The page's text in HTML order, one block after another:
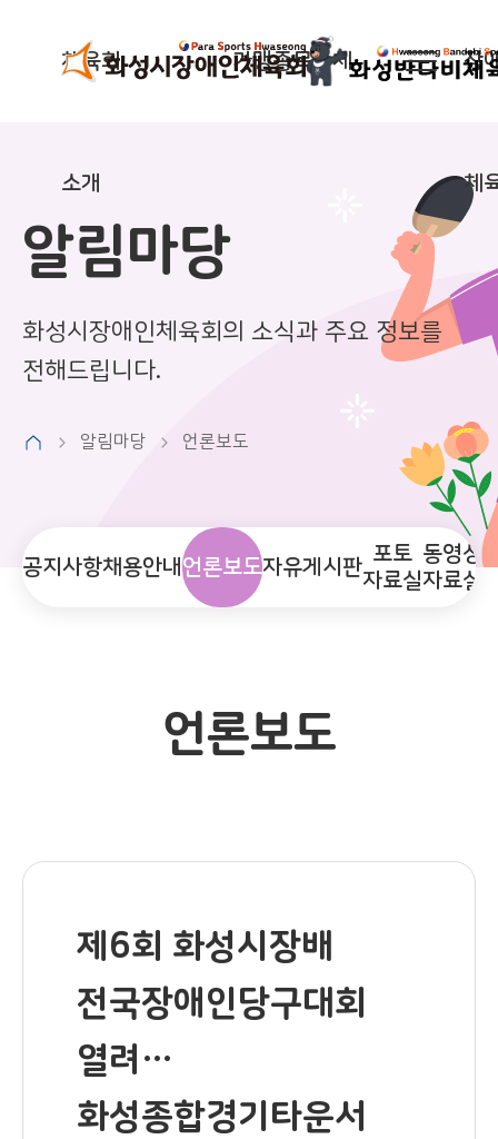
체육회
소개
가맹종목단체 장
체
알림마당
화성시장애인체육회의 소식과 주요 정보를
전해드립니다.
알림마당 언론보도
공지사항채용안내언론보도자유게시판
포토
자료실
동영상
자료실
언론보도
제6회 화성시장배
전국장애인당구대회
열려…
화성종합경기타운서